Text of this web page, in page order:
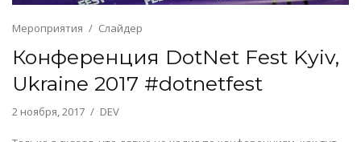
Мероприятия Слайдер
Конференция DotNet Fest Kyiv,
Ukraine 2017 #dotnetfest
2 ноября, 2017 DEV